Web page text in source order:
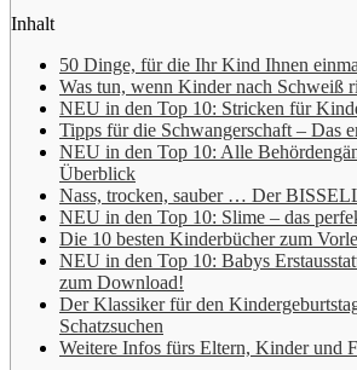
Inhalt
50 Dinge, für die Ihr Kind Ihnen
Was tun, wenn Kinder nach Schweiß
NEU in den Top 10: Stricken für
Tipps für die Schwangerschaft – Das
NEU in den Top 10: Alle
Überblick
Nass, trocken, sauber … Der
NEU in den Top 10: Slime – das
Die 10 besten Kinderbücher zum
NEU in den Top 10: Babys
zum Download!
Der Klassiker für den
Schatzsuchen
Weitere Infos fürs Eltern, Kinder und